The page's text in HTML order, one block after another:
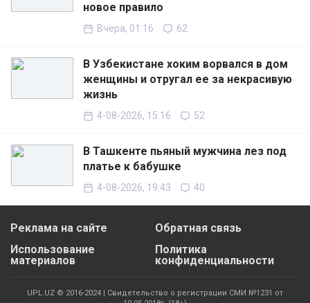
новое правило
Вчера, 01:16 62
В Узбекистане хоким ворвался в дом
женщины и отругал ее за некрасивую
жизнь
4-08-2026, 15:16 52
В Ташкенте пьяный мужчина лез под
платье к бабушке
4-08-2026, 19:43 40
Реклама на сайте
Обратная связь
Использование
материалов
Политика
конфиденциальности
UPL.UZ © 2016-2024 | Свидетельство о регистрации СМИ №1231 от